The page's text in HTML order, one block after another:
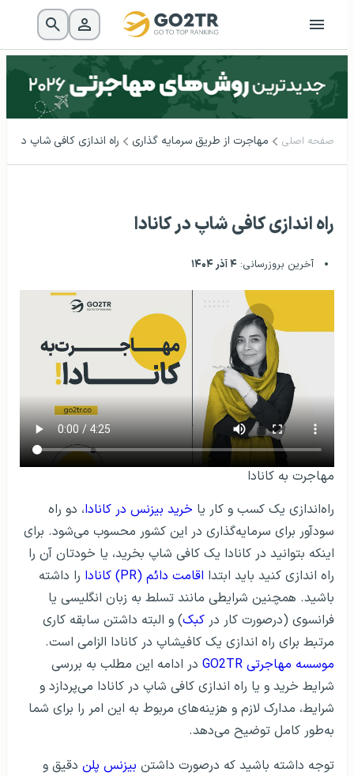
صفحه اصلی مهاجرت از طریق سرمایه گذاری راه اندازی کافی شاپ در
راه اندازی کافی شاپ در کانادا
آخرین بروزرسانی: ۴ آذر ۱۴۰۴
مهاجرت به کانادا
راه‌اندازی یک کسب و کار یا خرید بیزنس در کانادا، دو راه
سودآور برای سرمایه‌گذاری در این کشور محسوب می‌شود. برای
اینکه بتوانید در کانادا یک کافی شاپ بخرید، یا خودتان آن را
راه اندازی کنید باید ابتدا اقامت دائم (PR) کانادا
را داشته
باشید. همچنین شرایطی مانند تسلط به زبان انگلیسی یا
فرانسوی (درصورت کار در کبک) و البته داشتن سابقه کاری
مرتبط برای راه اندازی یک کافیشاپ در کانادا الزامی است.
موسسه مهاجرتی GO2TR
در ادامه این مطلب به بررسی
شرایط خرید و یا راه اندازی کافی شاپ در کانادا می‌پردازد و
شرایط، مدارک لازم و هزینه‌های مربوط به این امر را برای شما
به‌طور کامل توضیح می‌دهد.
توجه داشته باشید که درصورت داشتن بیزنس پلن دقیق و